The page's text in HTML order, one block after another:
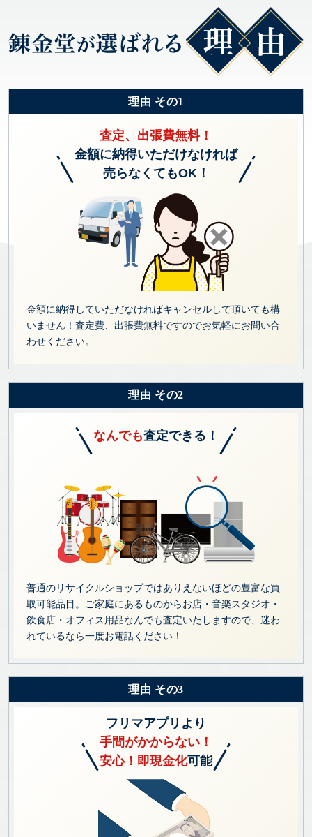
理由 その1
査定、出張費無料！
金額に納得いただけなければ
売らなくてもOK！
金額に納得していただなければキャンセルして頂いても構
いません！査定費、出張費無料ですのでお気軽にお問い合
わせください。
理由 その2
なんでも査定できる！
普通のリサイクルショップではありえないほどの豊富な買
取可能品目。ご家庭にあるものからお店・音楽スタジオ・
飲食店・オフィス用品なんでも査定いたしますので、迷わ
れているなら一度お電話ください！
理由 その3
フリマアプリより
手間がかからない！
安心！即現金化可能